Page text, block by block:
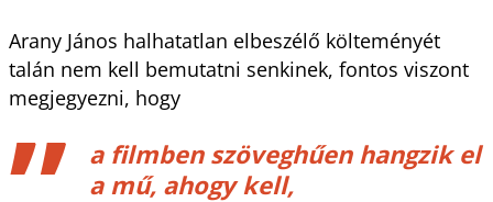
Arany János halhatatlan elbeszélő költeményét
talán nem kell bemutatni senkinek, fontos viszont
megjegyezni, hogy
a filmben szöveghűen hangzik el
a mű, ahogy kell,